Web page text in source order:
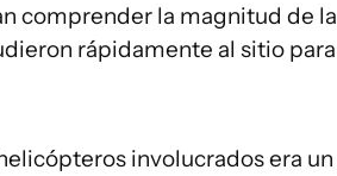
comprender la magnitud de la
rápidamente al sitio para
involucrados era un